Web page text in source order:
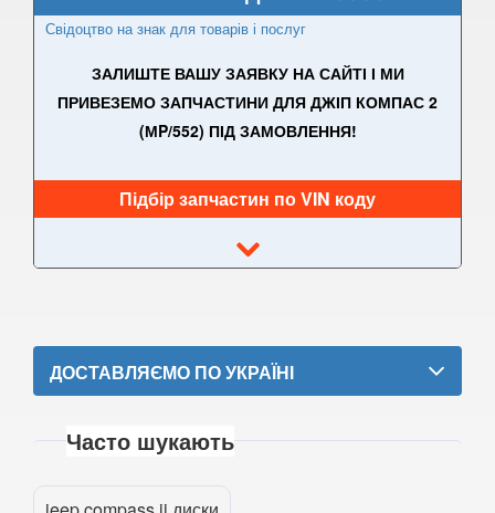
Wrangler III (JK)
Wrangler IV (JL)
KIA keyboard_arrow_down
LAND ROVER
MG keyboard_arrow_down
Свідоцтво на знак для товарів і послуг
ЗАЛИШТЕ ВАШУ ЗАЯВКУ НА САЙТІ І МИ
ПРИВЕЗЕМО ЗАПЧАСТИНИ ДЛЯ ДЖІП КОМПАС 2
(МP/552) ПІД ЗАМОВЛЕННЯ!
Підбір запчастин по VIN коду
ДОСТАВЛЯЄМО ПО УКРАЇНІ
Часто шукають